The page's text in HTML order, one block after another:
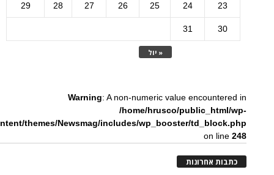
« יול
23
24
25
26
27
28
29
30
31
Warning: A non-numeric value encountered in
/home/hrusco/public_html/wp-
themes/Newsmag/includes/wp_booster/td_block.php
on line248
כתבות אחרונות